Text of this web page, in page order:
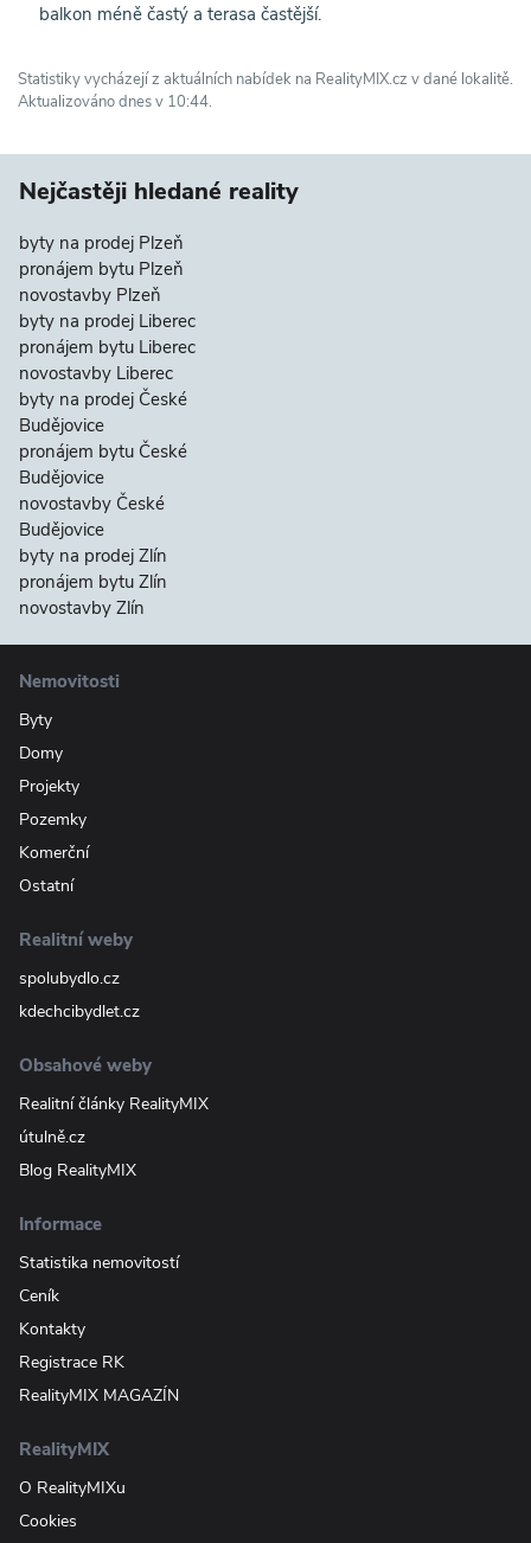
balkon méně častý a terasa častější.
Statistiky vycházejí z aktuálních nabídek na RealityMIX.cz v dané lokalitě.
Aktualizováno dnes v 10:44.
Nejčastěji hledané reality
byty na prodej Plzeň
pronájem bytu Plzeň
novostavby Plzeň
byty na prodej Liberec
pronájem bytu Liberec
novostavby Liberec
byty na prodej České
Budějovice
pronájem bytu České
Budějovice
novostavby České
Budějovice
byty na prodej Zlín
pronájem bytu Zlín
novostavby Zlín
Nemovitosti
Byty
Domy
Projekty
Pozemky
Komerční
Ostatní
Realitní weby
spolubydlo.cz
kdechcibydlet.cz
Obsahové weby
Realitní články RealityMIX
útulně.cz
Blog RealityMIX
Informace
Statistika nemovitostí
Ceník
Kontakty
Registrace RK
RealityMIX MAGAZÍN
RealityMIX
O RealityMIXu
Cookies